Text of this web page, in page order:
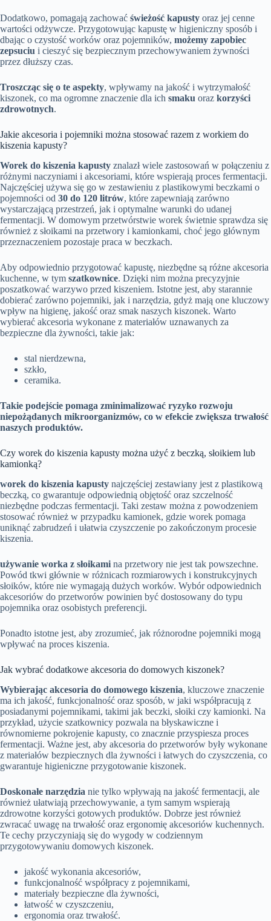
Dodatkowo, pomagają zachować świeżość kapusty oraz jej cenne
wartości odżywcze. Przygotowując kapustę w higieniczny sposób i
dbając o czystość worków oraz pojemników, możemy zapobiec
zepsuciu i cieszyć się bezpiecznym przechowywaniem żywności
przez dłuższy czas.
Troszcząc się o te aspekty, wpływamy na jakość i wytrzymałość
kiszonek, co ma ogromne znaczenie dla ich smaku oraz korzyści
zdrowotnych.
Jakie akcesoria i pojemniki można stosować razem z workiem do
kiszenia kapusty?
Worek do kiszenia kapusty znalazł wiele zastosowań w połączeniu z
różnymi naczyniami i akcesoriami, które wspierają proces fermentacji.
Najczęściej używa się go w zestawieniu z plastikowymi beczkami o
pojemności od 30 do 120 litrów, które zapewniają zarówno
wystarczającą przestrzeń, jak i optymalne warunki do udanej
fermentacji. W domowym przetwórstwie worek świetnie sprawdza się
również z słoikami na przetwory i kamionkami, choć jego głównym
przeznaczeniem pozostaje praca w beczkach.
Aby odpowiednio przygotować kapustę, niezbędne są różne akcesoria
kuchenne, w tym szatkownice. Dzięki nim można precyzyjnie
poszatkować warzywo przed kiszeniem. Istotne jest, aby starannie
dobierać zarówno pojemniki, jak i narzędzia, gdyż mają one kluczowy
wpływ na higienę, jakość oraz smak naszych kiszonek. Warto
wybierać akcesoria wykonane z materiałów uznawanych za
bezpieczne dla żywności, takie jak:
stal nierdzewna,
szkło,
ceramika.
Takie podejście pomaga zminimalizować ryzyko rozwoju
niepożądanych mikroorganizmów, co w efekcie zwiększa trwałość
naszych produktów.
Czy worek do kiszenia kapusty można użyć z beczką, słoikiem lub
kamionką?
worek do kiszenia kapusty najczęściej zestawiany jest z plastikową
beczką, co gwarantuje odpowiednią objętość oraz szczelność
niezbędne podczas fermentacji. Taki zestaw można z powodzeniem
stosować również w przypadku kamionek, gdzie worek pomaga
uniknąć zabrudzeń i ułatwia czyszczenie po zakończonym procesie
kiszenia.
używanie worka z słoikami na przetwory nie jest tak powszechne.
Powód tkwi głównie w różnicach rozmiarowych i konstrukcyjnych
słoików, które nie wymagają dużych worków. Wybór odpowiednich
akcesoriów do przetworów powinien być dostosowany do typu
pojemnika oraz osobistych preferencji.
Ponadto istotne jest, aby zrozumieć, jak różnorodne pojemniki mogą
wpływać na proces kiszenia.
Jak wybrać dodatkowe akcesoria do domowych kiszonek?
Wybierając akcesoria do domowego kiszenia, kluczowe znaczenie
ma ich jakość, funkcjonalność oraz sposób, w jaki współpracują z
posiadanymi pojemnikami, takimi jak beczki, słoiki czy kamionki. Na
przykład, użycie szatkownicy pozwala na błyskawiczne i
równomierne pokrojenie kapusty, co znacznie przyspiesza proces
fermentacji. Ważne jest, aby akcesoria do przetworów były wykonane
z materiałów bezpiecznych dla żywności i łatwych do czyszczenia, co
gwarantuje higieniczne przygotowanie kiszonek.
Doskonałe narzędzia nie tylko wpływają na jakość fermentacji, ale
również ułatwiają przechowywanie, a tym samym wspierają
zdrowotne korzyści gotowych produktów. Dobrze jest również
zwracać uwagę na trwałość oraz ergonomię akcesoriów kuchennych.
Te cechy przyczyniają się do wygody w codziennym
przygotowywaniu domowych kiszonek.
jakość wykonania akcesoriów,
funkcjonalność współpracy z pojemnikami,
materiały bezpieczne dla żywności,
łatwość w czyszczeniu,
ergonomia oraz trwałość.